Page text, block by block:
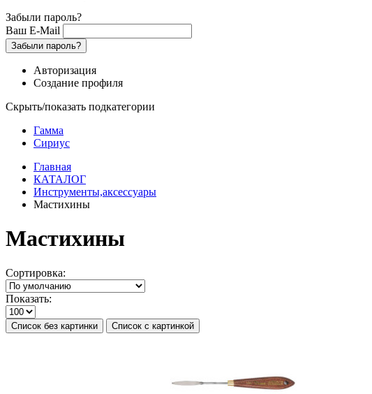
Забыли пароль?
Ваш E-Mail
Забыли пароль?
Авторизация
Создание профиля
Скрыть/показать подкатегории
Гамма
Сириус
Главная
КАТАЛОГ
Инструменты,аксессуары
Мастихины
Мастихины
Сортировка:
Показать:
Список без картинки Список с картинкой